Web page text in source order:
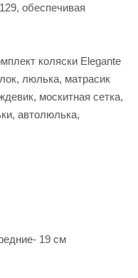
обеспечивая
коляски Elegante
люлька, матрасик
москитная сетка,
автолюлька,
19 см